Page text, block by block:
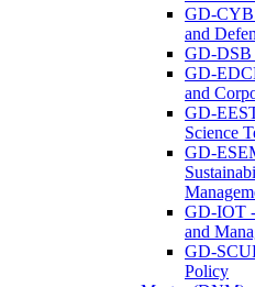
GD-
and
GD-DSB
GD-
and
GD-
Science
GD-
GD-IOT
and
GD-
Policy